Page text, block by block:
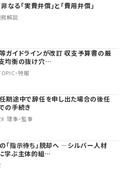
非なる「実費弁償」と「費用弁償」
務解説
ガイドラインが改訂 収支予算書の厳
均衡の抜け穴…
・特報
期途中で辞任を申し出た場合の後任
の手続き
理事・監事
「指示待ち」脱却へ ―シルバー人材
学ぶ主体的組…